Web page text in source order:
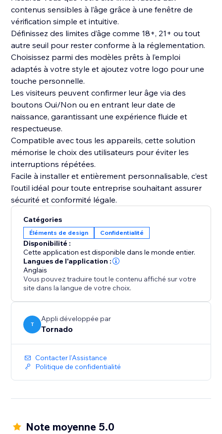
contenus sensibles à l’âge grâce à une fenêtre de
vérification simple et intuitive.
Définissez des limites d’âge comme 18+, 21+ ou tout
autre seuil pour rester conforme à la réglementation.
Choisissez parmi des modèles prêts à l’emploi
adaptés à votre style et ajoutez votre logo pour une
touche personnelle.
Les visiteurs peuvent confirmer leur âge via des
boutons Oui/Non ou en entrant leur date de
naissance, garantissant une expérience fluide et
respectueuse.
Compatible avec tous les appareils, cette solution
mémorise le choix des utilisateurs pour éviter les
interruptions répétées.
Facile à installer et entièrement personnalisable, c’est
l’outil idéal pour toute entreprise souhaitant assurer
sécurité et conformité légale.
Catégories
Éléments de design Confidentialité
Disponibilité :
Cette application est disponible dans le monde entier.
Langues de l'application :
Anglais
Vous pouvez traduire tout le contenu affiché sur votre
site dans la langue de votre choix.
T
Appli développée par
Tornado
Contacter l'Assistance
Politique de confidentialité
Note moyenne 5.0